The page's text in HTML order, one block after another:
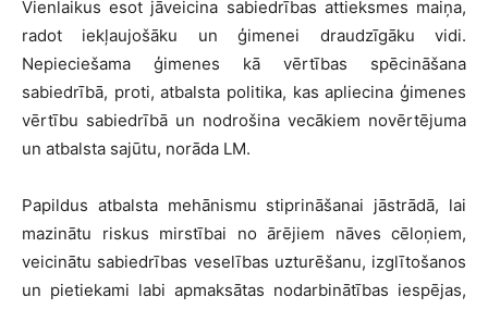
Vienlaikus esot jāveicina sabiedrības attieksmes maiņa,
radot iekļaujošāku un ģimenei draudzīgāku vidi.
Nepieciešama ģimenes kā vērtības spēcināšana
sabiedrībā, proti, atbalsta politika, kas apliecina ģimenes
vērtību sabiedrībā un nodrošina vecākiem novērtējuma
un atbalsta sajūtu, norāda LM.
Papildus atbalsta mehānismu stiprināšanai jāstrādā, lai
mazinātu riskus mirstībai no ārējiem nāves cēloņiem,
veicinātu sabiedrības veselības uzturēšanu, izglītošanos
un pietiekami labi apmaksātas nodarbinātības iespējas,